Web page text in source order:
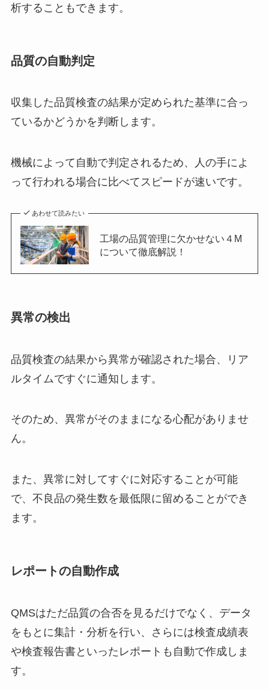
析することもできます。
品質の自動判定
収集した品質検査の結果が定められた基準に合っ
ているかどうかを判断します。
機械によって自動で判定されるため、人の手によ
って行われる場合に比べてスピードが速いです。
あわせて読みたい
工場の品質管理に欠かせない４M
について徹底解説！
異常の検出
品質検査の結果から異常が確認された場合、リア
ルタイムですぐに通知します。
そのため、異常がそのままになる心配がありませ
ん。
また、異常に対してすぐに対応することが可能
で、不良品の発生数を最低限に留めることができ
ます。
レポートの自動作成
QMSはただ品質の合否を見るだけでなく、データ
をもとに集計・分析を行い、さらには検査成績表
や検査報告書といったレポートも自動で作成しま
す。